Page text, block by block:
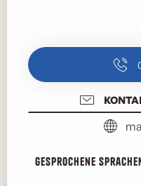
Gesprochene
Gesprochene